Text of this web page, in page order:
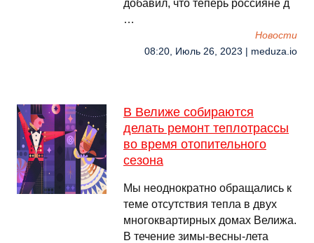
добавил, что теперь россияне д
…
Новости
08:20, Июль 26, 2023 | meduza.io
В Велиже собираются
делать ремонт теплотрассы
во время отопительного
сезона
Мы неоднократно обращались к
теме отсутствия тепла в двух
многоквартирных домах Велижа.
В течение зимы-весны-лета